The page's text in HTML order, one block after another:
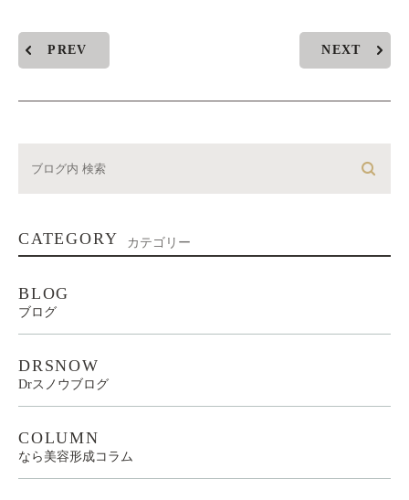
PREV NEXT
CATEGORY カテゴリー
BLOG
ブログ
DRSNOW
Drスノウブログ
COLUMN
なら美容形成コラム